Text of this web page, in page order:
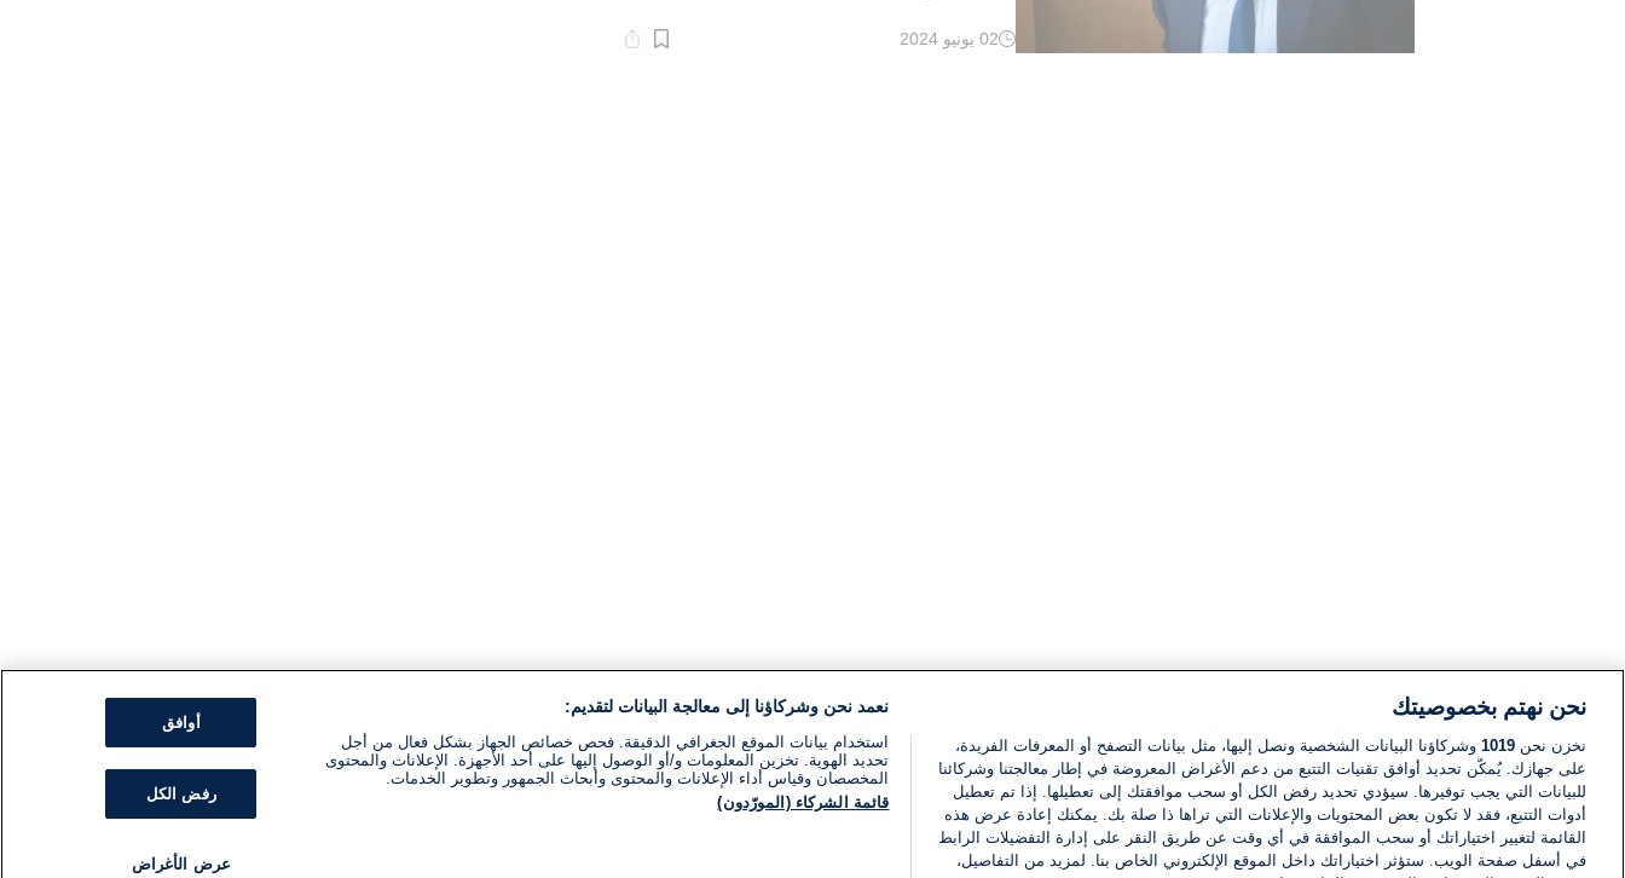
وقت
02 يونيو 2024
نحن نهتم بخصوصيتك
نخزن نحن 1019 وشركاؤنا البيانات الشخصية ونصل إليها، مثل بيانات التصفح أو المعرفات الفريدة،
على جهازك. يُمكّن تحديد أوافق تقنيات التتبع من دعم الأغراض المعروضة في إطار معالجتنا وشركائنا
للبيانات التي يجب توفيرها. سيؤدي تحديد رفض الكل أو سحب موافقتك إلى تعطيلها. إذا تم تعطيل
أدوات التتبع، فقد لا تكون بعض المحتويات والإعلانات التي تراها ذا صلة بك. يمكنك إعادة عرض هذه
القائمة لتغيير اختياراتك أو سحب الموافقة في أي وقت عن طريق النقر على إدارة التفضيلات الرابط
في أسفل صفحة الويب. ستؤثر اختياراتك داخل الموقع الإلكتروني الخاص بنا. لمزيد من التفاصيل،
نعمد نحن وشركاؤنا إلى معالجة البيانات لتقديم:
استخدام بيانات الموقع الجغرافي الدقيقة. فحص خصائص الجهاز بشكل فعال من أجل
تحديد الهوية. تخزين المعلومات و/أو الوصول إليها على أحد الأجهزة. الإعلانات والمحتوى
المخصصان وقياس أداء الإعلانات والمحتوى وأبحاث الجمهور وتطوير الخدمات.
قائمة الشركاء (المورّدون)
أوافق
رفض الكل
عرض الأغراض